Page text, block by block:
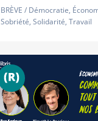
BRÈVE / Démocratie,
Sobriété, Solidarité, Travail
Nouvelle (R)